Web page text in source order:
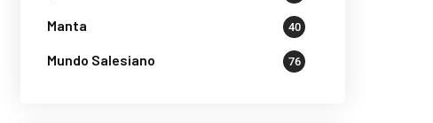
Manta 40
Mundo Salesiano 76